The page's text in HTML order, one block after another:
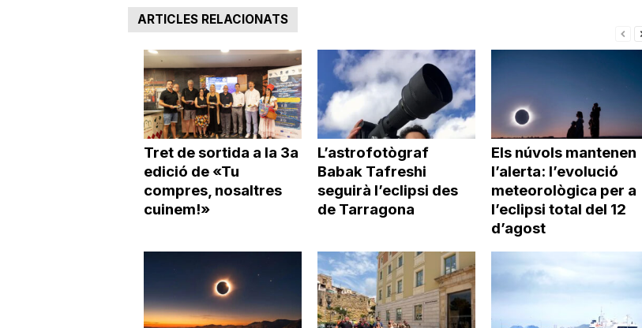
ARTICLES RELACIONATS
Tret de sortida a la 3a
edició de «Tu
compres, nosaltres
cuinem!»
L’astrofotògraf
Babak Tafreshi
seguirà l’eclipsi des
de Tarragona
Els núvols mantenen
l’alerta: l’evolució
meteorològica per a
l’eclipsi total del 12
d’agost